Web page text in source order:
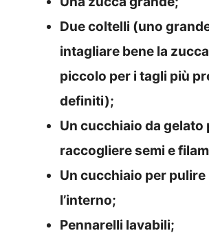
Due coltelli (uno
intagliare bene la
piccolo per i tagli più
definiti);
Un cucchiaio da gelato
raccogliere semi e
Un cucchiaio per pulire
l’interno;
Pennarelli lavabili;